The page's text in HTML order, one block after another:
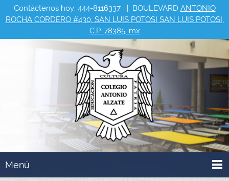
Contáctenos hoy: 444-8116337| BOULEVARD ANTONIO
ROCHA CORDERO #430, SAN LUIS POTOSI SAN LUIS POTOSI,
C.P. 78385, mx
Menú